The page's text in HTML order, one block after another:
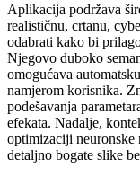
Aplikacija podržava
realističnu, crtanu,
odabrati kako bi
Njegovo duboko
omogućava
namjerom korisnika.
podešavanja
efekata. Nadalje,
optimizaciji neuronske
detaljno bogate slike